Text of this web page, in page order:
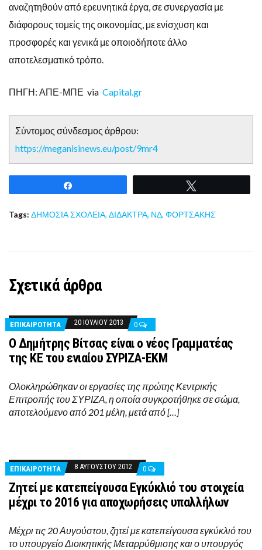
αναζητηθούν από ερευνητικά έργα, σε συνεργασία με
διάφορους τομείς της οικονομίας, με ενίσχυση και
προσφορές και γενικά με οποιοδήποτε άλλο
αποτελεσματικό τρόπο.
ΠΗΓΗ: ΑΠΕ-ΜΠΕ via Capital.gr
Σύντομος σύνδεσμος άρθρου:
https://meganisinews.eu/post/9mr4
Tags: ΔΗΜΟΣΙΑ ΣΧΟΛΕΙΑ, ΔΙΔΑΚΤΡΑ, ΝΔ, ΦΟΡΤΣΑΚΗΣ
Σχετικά άρθρα
ΕΠΙΚΑΙΡΟΤΗΤΑ 20 ΙΟΥΛΊΟΥ 2013 0
Ο Δημήτρης Βίτσας είναι ο νέος Γραμματέας
της ΚΕ του ενιαίου ΣΥΡΙΖΑ-ΕΚΜ
Ολοκληρώθηκαν οι εργασίες της πρώτης Κεντρικής
Επιτροπής του ΣΥΡΙΖΑ, η οποία συγκροτήθηκε σε σώμα,
αποτελούμενο από 201 μέλη, μετά από […]
ΕΠΙΚΑΙΡΟΤΗΤΑ 8 ΑΥΓΟΎΣΤΟΥ 2012 0
Ζητεί με κατεπείγουσα Εγκύκλιό του στοιχεία
μέχρι το 2016 για αποχωρήσεις υπαλλήλων
Μέχρι τις 20 Αυγούστου, ζητεί με κατεπείγουσα εγκύκλιό του
το υπουργείο Διοικητικής Μεταρρύθμισης και ο υπουργός